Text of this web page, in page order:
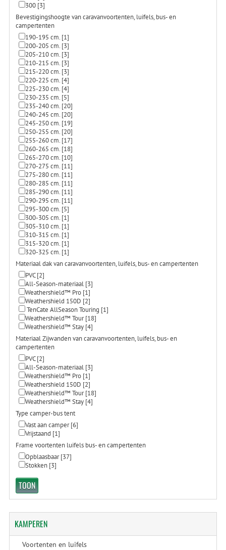
300[3]
Bevestigingshoogte van caravanvoortenten, luifels, bus- en
campertenten
190-195 cm.[1]
200-205 cm.[3]
205-210 cm.[3]
210-215 cm.[3]
215-220 cm.[3]
220-225 cm.[4]
225-230 cm.[4]
230-235 cm.[5]
235-240 cm.[20]
240-245 cm.[20]
245-250 cm.[19]
250-255 cm.[20]
255-260 cm.[17]
260-265 cm.[18]
265-270 cm.[10]
270-275 cm.[11]
275-280 cm.[11]
280-285 cm.[11]
285-290 cm.[11]
290-295 cm.[11]
295-300 cm.[5]
300-305 cm.[1]
305-310 cm.[1]
310-315 cm.[1]
315-320 cm.[1]
320-325 cm.[1]
Materiaal dak van caravanvoortenten, luifels, bus- en campertenten
PVC[2]
All-Season-materiaal[3]
Weathershield™ Pro[1]
Weathershield 150D [2]
TenCate AllSeason Touring [1]
Weathershield™ Tour[18]
Weathershield™ Stay[4]
Materiaal Zijwanden van caravanvoortenten, luifels, bus- en
campertenten
PVC[2]
All-Season-materiaal[3]
Weathershield™ Pro[1]
Weathershield 150D [2]
Weathershield™ Tour[18]
Weathershield™ Stay[4]
Type camper-bus tent
Vast aan camper[6]
Vrijstaand [1]
Frame voortenten luifels bus- en campertenten
Opblaasbaar[37]
Stokken[3]
KAMPEREN
Voortenten en luifels